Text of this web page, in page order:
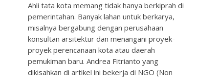
Ahli tata kota memang tidak hanya berkiprah di
pemerintahan. Banyak lahan untuk berkarya,
misalnya bergabung dengan perusahaan
konsultan arsitektur dan menangani proyek-
proyek perencanaan kota atau daerah
pemukiman baru. Andrea Fitrianto yang
dikisahkan di artikel ini bekerja di NGO (Non